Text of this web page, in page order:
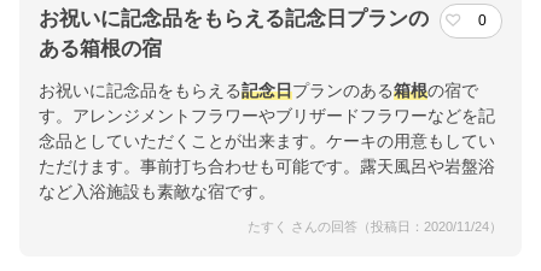
お祝いに記念品をもらえる記念日プランの
ある箱根の宿
0
お祝いに記念品をもらえる記念日プランのある箱根の宿で
す。アレンジメントフラワーやブリザードフラワーなどを記
念品としていただくことが出来ます。ケーキの用意もしてい
ただけます。事前打ち合わせも可能です。露天風呂や岩盤浴
など入浴施設も素敵な宿です。
たすく さんの回答（投稿日：2020/11/24）